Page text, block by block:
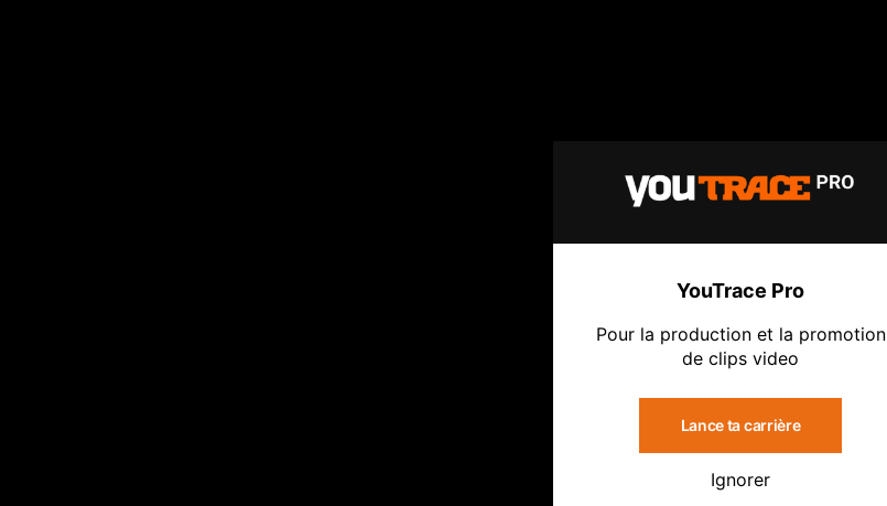
YouTrace Pro
Pour la production et la promotion
de clips video
Lance ta carrière
Ignorer